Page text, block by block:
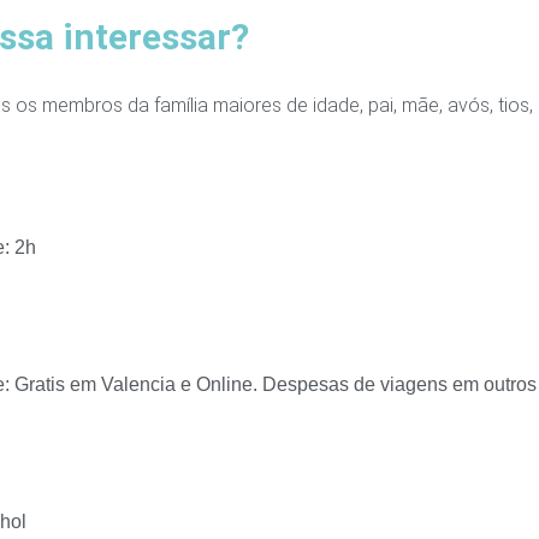
interessar?
os membros da família maiores de idade, pai, mãe, avós, tios,
2h
Gratis em Valencia e Online. Despesas de viagens em